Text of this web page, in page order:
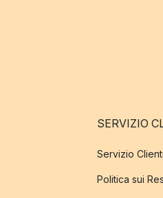
SERVIZIO
Servizio Clienti
Politica sui